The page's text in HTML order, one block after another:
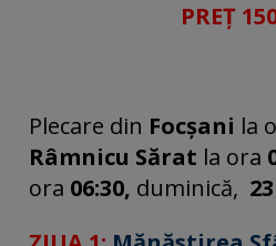
PREȚ
Plecare din Focșani la
Râmnicu Sărat la ora
ora 06:30, duminică,